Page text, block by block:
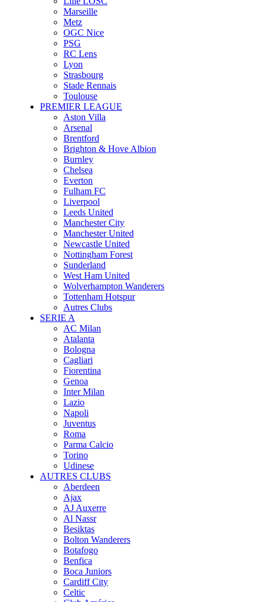
Marseille
Metz
OGC Nice
PSG
RC Lens
Lyon
Strasbourg
Stade Rennais
Toulouse
PREMIER LEAGUE
Aston Villa
Arsenal
Brentford
Brighton & Hove Albion
Burnley
Chelsea
Everton
Fulham FC
Liverpool
Leeds United
Manchester City
Manchester United
Newcastle United
Nottingham Forest
Sunderland
West Ham United
Wolverhampton Wanderers
Tottenham Hotspur
Autres Clubs
SERIE A
AC Milan
Atalanta
Bologna
Cagliari
Fiorentina
Genoa
Inter Milan
Lazio
Napoli
Juventus
Roma
Parma Calcio
Torino
Udinese
AUTRES CLUBS
Aberdeen
Ajax
AJ Auxerre
Al Nassr
Besiktas
Bolton Wanderers
Botafogo
Benfica
Boca Juniors
Cardiff City
Celtic